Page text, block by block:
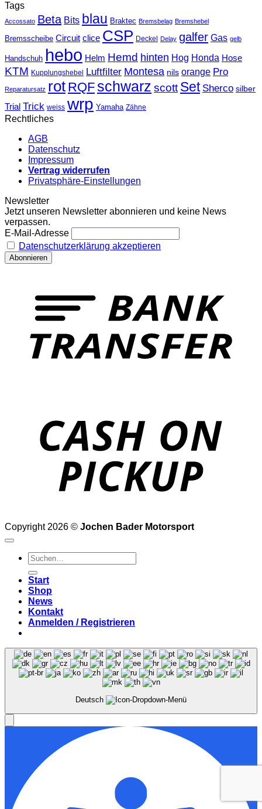
Tags
Accossato Beta Bits blau Braktec Bremsbelag Bremshebel
Bremsscheibe Circuit clice CSP Deckel Delay galfer Gas gelb
Handschuh hebo Helm Hemd hinten Hog Honda Hose
KTM Kupplungshebel Luftfilter Montesa nils orange Pro
Reparatursatz rot RQF schwarz scott Set Sherco silber
Trial Trick weiss wrp Yamaha Zähne
Rechtliches
AGB
Datenschutz
Impressum
Vertrag widerrufen
Privatsphäre-Einstellungen
Newsletter
Jetzt unseren Newsletter abonnieren und keine News
verpassen.
E-Mail-Adresse
Datenschutzerklärung akzeptieren
Copyright 2026 © Jochen Bader Motorsport
Suchen
nach:
Start
Shop
News
Kontakt
Anmelden / Registrieren
Deutsch